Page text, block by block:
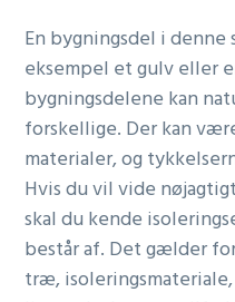
En bygningsdel i
eksempel et gulv eller
bygningsdelene kan
forskellige. Der kan
materialer, og
Hvis du vil vide
skal du kende
består af. Det gælder
træ,